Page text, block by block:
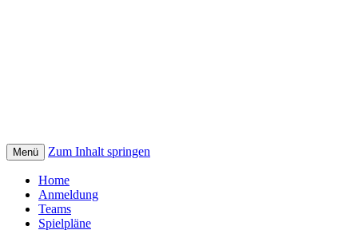
Handballturnier | Bärlin Cup
Menü Zum Inhalt springen
Home
Anmeldung
Teams
Spielpläne